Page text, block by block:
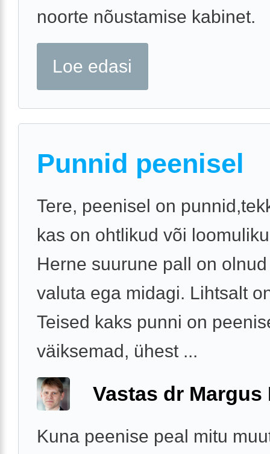
noorte nõustamise kabinet.
Loe edasi
Punnid peenisel
Tere, peenisel on
kas on ohtlikud või
Herne suurune pall on
valuta ega midagi. Lihtsalt
Teised kaks punni on
väiksemad, ühest ...
Vastas dr Margus
Kuna peenise peal mitu